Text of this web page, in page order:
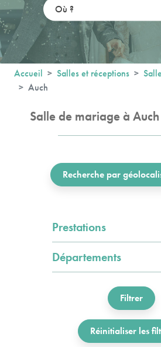
Accueil Salles et réceptions
Auch
Salle de mariage à
Recherche par
Prestations
Départements
Filtrer
Réinitialiser les